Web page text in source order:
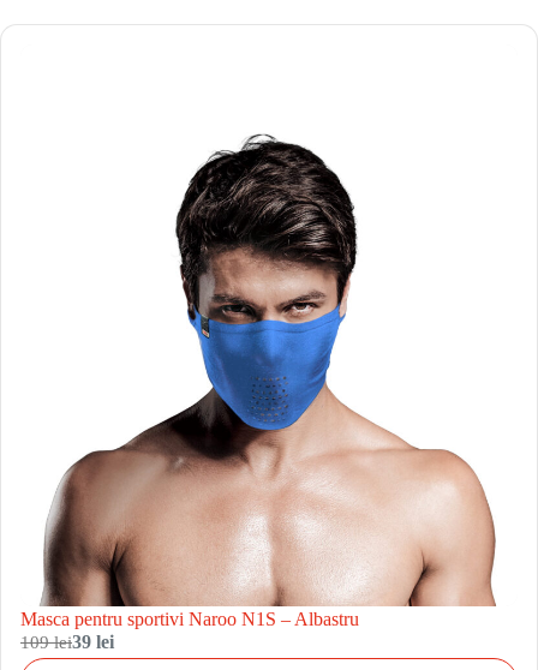
Masca pentru sportivi Naroo N1S – Albastru
109 lei39 lei